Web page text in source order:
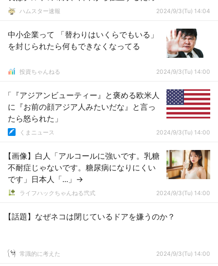
戦争をする」
ハムスター速報 2024/9/3(Tu) 14:04
中小企業って 「替わりはいくらでもいる」
を封じられたら何もできなくなってる
投資ちゃんねる 2024/9/3(Tu) 14:00
「『アジアンビューティー』と褒める欧米人
に『お前の顔アジア人みたいだな』と言っ
たら怒られた」
くまニュース 2024/9/3(Tu) 14:00
【画像】白人「アルコールに強いです。乳糖
不耐症じゃないです。糖尿病になりにくい
です」日本人「...」→
ライフハックちゃんねる弐式 2024/9/3(Tu) 14:00
【話題】なぜネコは閉じているドアを嫌うのか？
常識的に考えた 2024/9/3(Tu) 14:00